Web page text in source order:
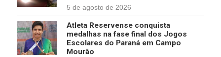
5 de agosto de 2026
Atleta Reservense conquista
medalhas na fase final dos Jogos
Escolares do Paraná em Campo
Mourão